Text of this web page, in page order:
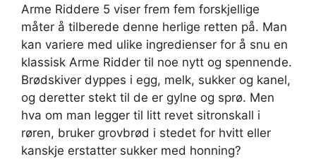
Arme Riddere 5 viser frem fem forskjellige
måter å tilberede denne herlige retten på. Man
kan variere med ulike ingredienser for å snu en
klassisk Arme Ridder til noe nytt og spennende.
Brødskiver dyppes i egg, melk, sukker og kanel,
og deretter stekt til de er gylne og sprø. Men
hva om man legger til litt revet sitronskall i
røren, bruker grovbrød i stedet for hvitt eller
kanskje erstatter sukker med honning?